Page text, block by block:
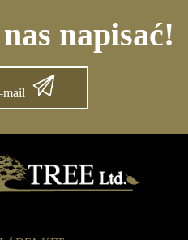
napisać!
mail